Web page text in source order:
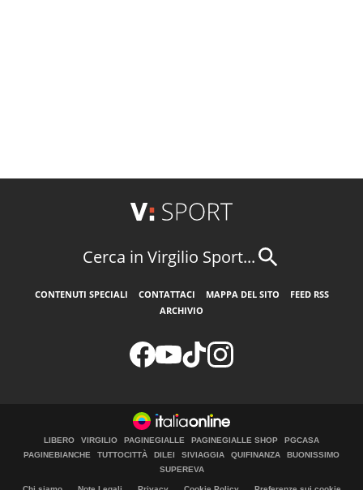
Cerca in Virgilio Sport...
CONTENUTI SPECIALI CONTATTACI MAPPA DEL SITO
FEED RSS
ARCHIVIO
LIBERO VIRGILIO PAGINEGIALLE PAGINEGIALLE SHOP
PGCASA
PAGINEBIANCHE
TUTTOCITTÀ DILEI SIVIAGGIA QUIFINANZA
BUONISSIMO
SUPEREVA